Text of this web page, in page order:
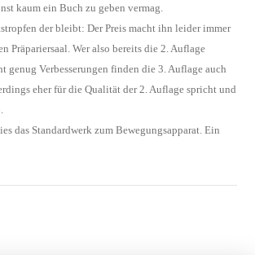
kaum ein Buch zu geben vermag.
der bleibt: Der Preis macht ihn leider immer
Präpariersaal. Wer also bereits die 2. Auflage
genug Verbesserungen finden die 3. Auflage auch
eher für die Qualität der 2. Auflage spricht und
das Standardwerk zum Bewegungsapparat. Ein